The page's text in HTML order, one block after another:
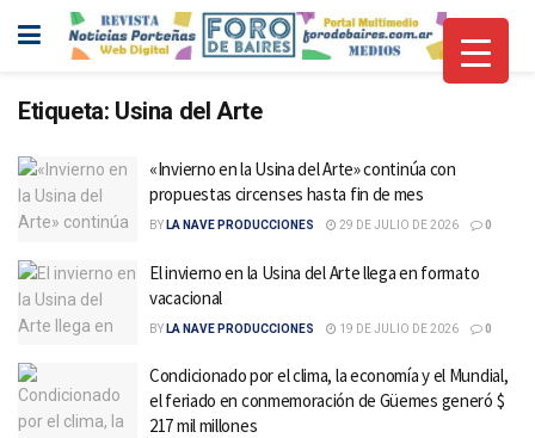
Etiqueta: Usina del Arte
«Invierno en la Usina del Arte» continúa con
propuestas circenses hasta fin de mes
BY LA NAVE PRODUCCIONES 29 DE JULIO DE 2026 0
El invierno en la Usina del Arte llega en formato
vacacional
BY LA NAVE PRODUCCIONES 19 DE JULIO DE 2026 0
Condicionado por el clima, la economía y el Mundial,
el feriado en conmemoración de Güemes generó $
217 mil millones